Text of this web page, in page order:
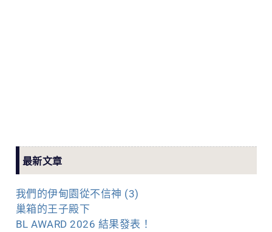
最新文章
我們的伊甸園從不信神 (3)
巢箱的王子殿下
BL AWARD 2026 結果發表！